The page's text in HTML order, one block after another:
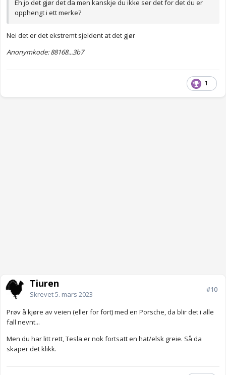
Eh jo det gjør det da men kanskje du ikke ser det for det du er
opphengt i ett merke?
Nei det er det ekstremt sjeldent at det gjør
Anonymkode: 88168...3b7
1
Tiuren
Skrevet5. mars 2023
#10
Prøv å kjøre av veien (eller for fort) med en Porsche, da blir det i alle
fall nevnt...
Men du har litt rett, Tesla er nok fortsatt en hat/elsk greie. Så da
skaper det klikk.